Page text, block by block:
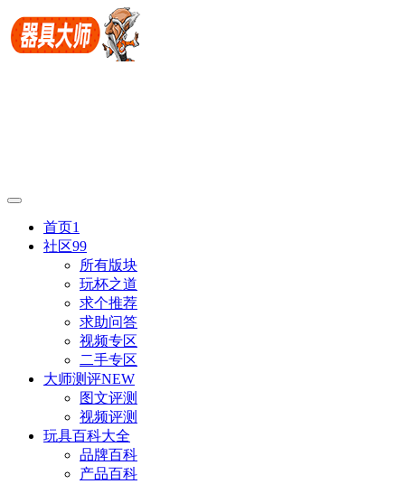
首页1
社区99
所有版块
玩杯之道
求个推荐
求助问答
视频专区
二手专区
大师测评NEW
图文评测
视频评测
玩具百科大全
品牌百科
产品百科